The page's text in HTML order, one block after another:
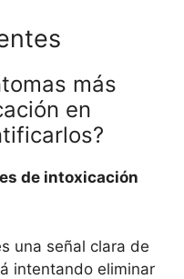
más
en
de intoxicación
una señal clara de
intentando eliminar